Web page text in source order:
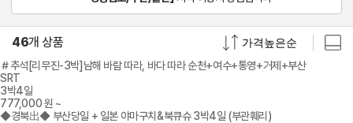
46개 상품
＃추석[리무진-3박]남해 바람 따라, 바다 따라 순천+여수+통영+거제+부산
SRT
3박4일
777,000원 ~
◆경북出◆ 부산당일 + 일본 야마구치&북큐슈 3박4일 (부관훼리)